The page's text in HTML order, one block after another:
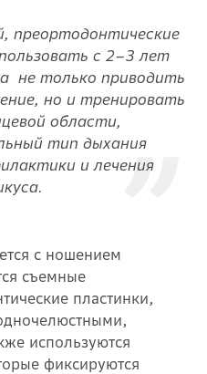
преортодонтические
с 2–3 лет
не только приводить
но и тренировать
области,
тип дыхания
и лечения
с ношением
съемные
пластинки,
используются
фиксируются